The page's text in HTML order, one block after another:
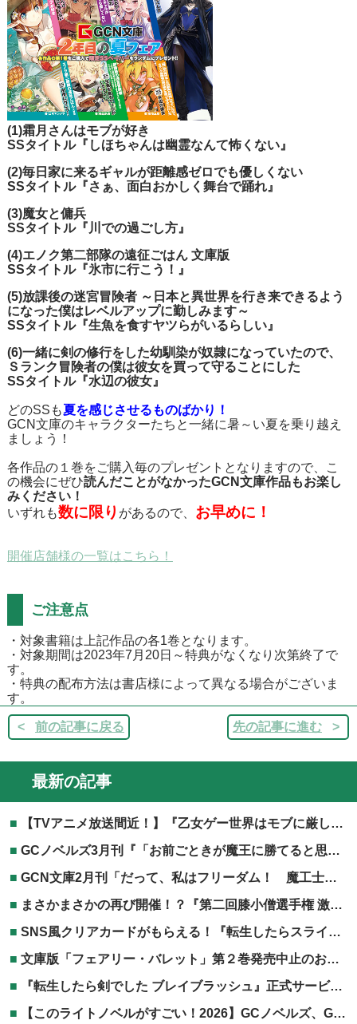
(1)霜月さんはモブが好き
SSタイトル『しほちゃんは幽霊なんて怖くない』
(2)毎日家に来るギャルが距離感ゼロでも優しくない
SSタイトル『さぁ、面白おかしく舞台で踊れ』
(3)魔女と傭兵
SSタイトル『川での過ごし方』
(4)エノク第二部隊の遠征ごはん 文庫版
SSタイトル『氷市に行こう！』
(5)放課後の迷宮冒険者 ～日本と異世界を行き来できるよう
になった僕はレベルアップに勤しみます～
SSタイトル『生魚を食すヤツらがいるらしい』
(6)一緒に剣の修行をした幼馴染が奴隷になっていたので、
Ｓランク冒険者の僕は彼女を買って守ることにした
SSタイトル『水辺の彼女』
どのSSも夏を感じさせるものばかり！
GCN文庫のキャラクターたちと一緒に暑～い夏を乗り越え
ましょう！
各作品の１巻をご購入毎のプレゼントとなりますので、こ
の機会にぜひ読んだことがなかったGCN文庫作品もお楽し
みください！
いずれも数に限り があるので、 お早めに！
開催店舗様の一覧はこちら！
ご注意点
・対象書籍は上記作品の各1巻となります。
・対象期間は2023年7月20日～特典がなくなり次第終了で
す。
・特典の配布方法は書店様によって異なる場合がございま
す。
前の記事に戻る 先の記事に進む
最新の記事
【TVアニメ放送間近！】『乙女ゲー世界はモブに厳しい世界です』TVアニメ第2期放送記念フェア開催！
GCノベルズ3月刊『「お前ごときが魔王に勝てると思うな」と勇者パーティを追放されたので、王都で気ままに暮らしたい 8』電子書籍共通特典につきまして
GCN文庫2月刊「だって、私はフリーダム！ 魔工士フェイ、古代文明に挑みます 2」協力店特典につきまして
まさかまさかの再び開催！？『第二回膝小僧選手権 激突！TOブックス編』開催決定！
SNS風クリアカードがもらえる！『転生したらスライムだった件』劇場版第二弾公開記念フェア！
文庫版「フェアリー・バレット」第２巻発売中止のお知らせ
『転生したら剣でした ブレイブラッシュ』正式サービス開始！
【このライトノベルがすごい！2026】GCノベルズ、GCN文庫作品が掲載されました！